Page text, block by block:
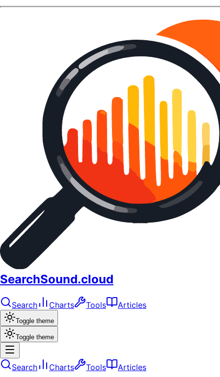
SearchSound.cloud
Search Charts Tools Articles
Toggle theme
Toggle theme
Search Charts Tools Articles